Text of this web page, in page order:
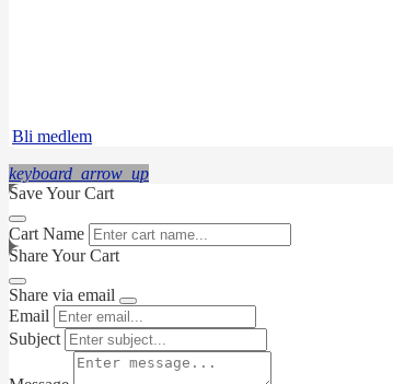
Bli medlem
keyboard_arrow_up
Save Your Cart
Cart Name
Share Your Cart
Share via email
Email
Subject